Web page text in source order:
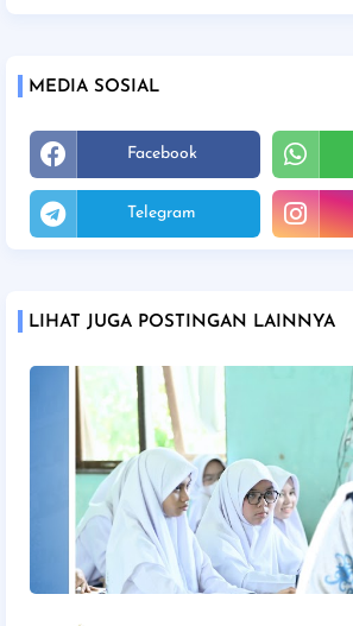
MEDIA SOSIAL
Facebook
Telegram
LIHAT JUGA POSTINGAN LAINNYA